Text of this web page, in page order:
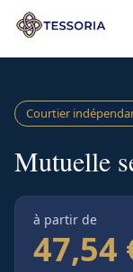
Aller au contenu
Courtier
Mutuelle
à partir de
47,54